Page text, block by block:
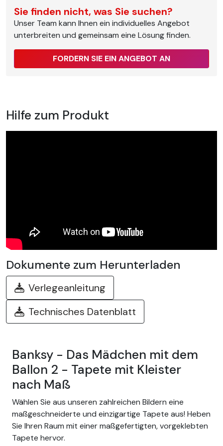
Sie finden nicht, was Sie suchen?
Unser Team kann Ihnen ein individuelles Angebot
unterbreiten und gemeinsam eine Lösung finden.
FORDERN SIE EIN ANGEBOT AN
Hilfe zum Produkt
Dokumente zum Herunterladen
Verlegeanleitung
Technisches Datenblatt
Banksy - Das Mädchen mit dem
Ballon 2 - Tapete mit Kleister
nach Maß
Wählen Sie aus unseren zahlreichen Bildern eine
maßgeschneiderte und einzigartige Tapete aus! Heben
Sie Ihren Raum mit einer maßgefertigten, vorgeklebten
Tapete hervor.